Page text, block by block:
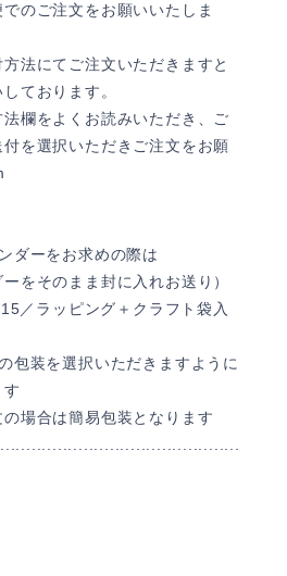
のご注文をお願いいたしま
法にてご注文いただきますと
ております。
欄をよくお読みいただき、ご
を選択いただきご注文をお願
ダーをお求めの際は
をそのまま封に入れお送り）
／ラッピング＋クラフト袋入
包装を選択いただきますように
場合は簡易包装となります